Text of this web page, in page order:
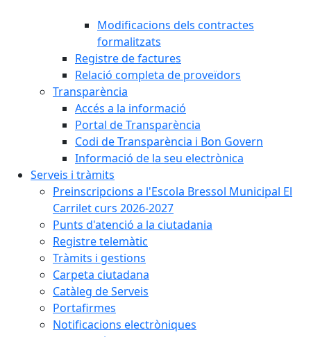
Modificacions dels contractes
formalitzats
Registre de factures
Relació completa de proveïdors
Transparència
Accés a la informació
Portal de Transparència
Codi de Transparència i Bon Govern
Informació de la seu electrònica
Serveis i tràmits
Preinscripcions a l'Escola Bressol Municipal El
Carrilet curs 2026-2027
Punts d'atenció a la ciutadania
Registre telemàtic
Tràmits i gestions
Carpeta ciutadana
Catàleg de Serveis
Portafirmes
Notificacions electròniques